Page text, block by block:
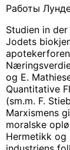
Работы
Studien in der
Jodets
og E.
Quantitative
(sm.m. F.
Marxismens
moralske
Hermetikk